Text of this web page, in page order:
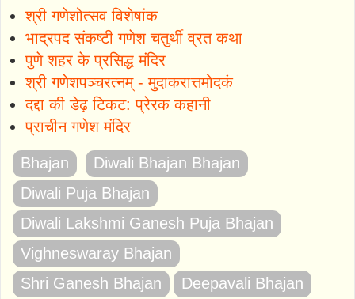
श्री गणेशोत्सव विशेषांक
भाद्रपद संकष्टी गणेश चतुर्थी व्रत कथा
पुणे शहर के प्रसिद्ध मंदिर
श्री गणेशपञ्चरत्नम् - मुदाकरात्तमोदकं
दद्दा की डेढ़ टिकट: प्रेरक कहानी
प्राचीन गणेश मंदिर
Bhajan
Diwali Bhajan Bhajan
Diwali Puja Bhajan
Diwali Lakshmi Ganesh Puja Bhajan
Vighneswaray Bhajan
Shri Ganesh Bhajan
Deepavali Bhajan